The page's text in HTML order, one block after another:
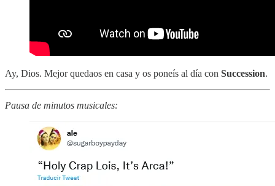
Ay, Dios. Mejor quedaos en casa y os poneís al día con Succession.
Pausa de minutos musicales: